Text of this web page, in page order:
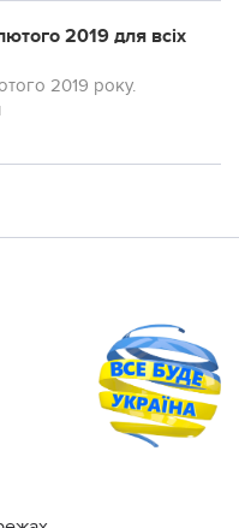
2019 для всіх
2019 року.